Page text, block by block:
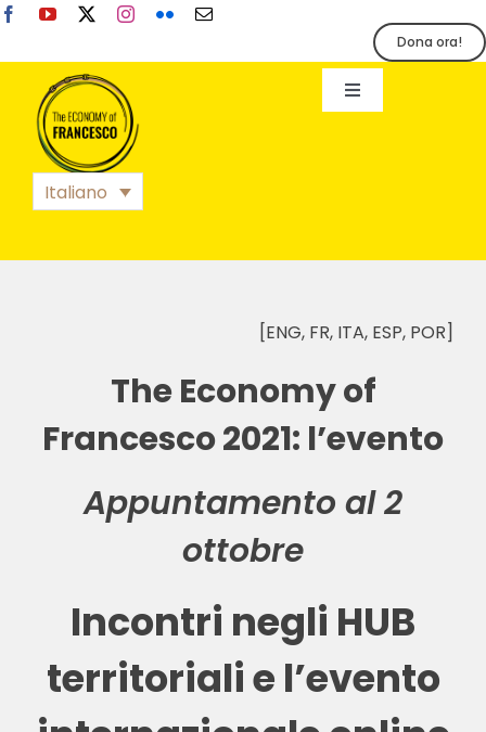
Salta
contenuto
Dona ora!
Toggle
EoF
BLOG
Italiano
[ENG, FR, ITA, ESP, POR]
The Economy of
Francesco 2021: l’evento
Appuntamento al 2
ottobre
Incontri negli HUB
territoriali e l’evento